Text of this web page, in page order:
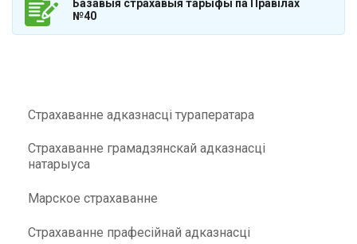
Базавыя страхавыя тарыфы па Правілах
№40
Страхаванне адказнасці тураператара
Страхаванне грамадзянскай адказнасці
натарыуса
Марское страхаванне
Страхаванне прафесійнай адказнасці